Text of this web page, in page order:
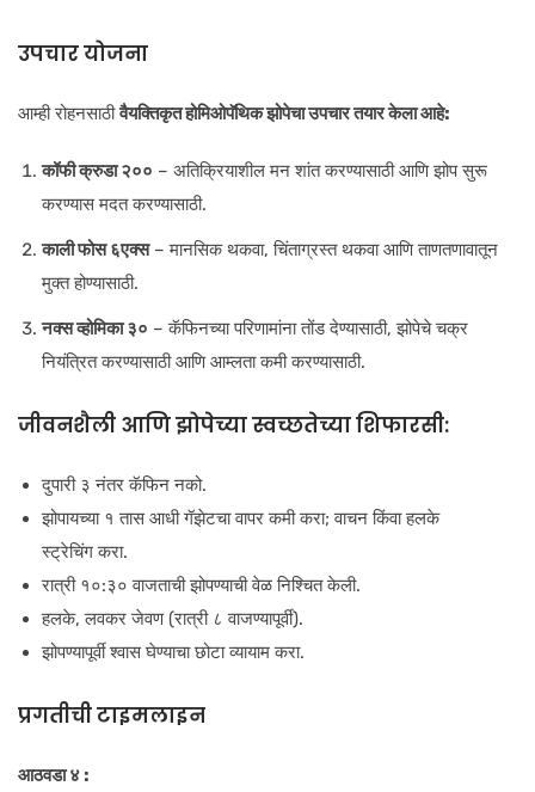
उपचार योजना
आम्ही रोहनसाठीवैयक्तिकृत होमिओपॅथिक झोपेचा उपचार तयार केला आहे:
कॉफी क्रुडा २०० – अतिक्रियाशील मन शांत करण्यासाठी आणि झोप सुरू
करण्यास मदत करण्यासाठी.
काली फोस ६एक्स– मानसिक थकवा, चिंताग्रस्त थकवा आणि ताणतणावातून
मुक्त होण्यासाठी.
नक्स व्होमिका ३० – कॅफिनच्या परिणामांना तोंड देण्यासाठी, झोपेचे चक्र
नियंत्रित करण्यासाठी आणि आम्लता कमी करण्यासाठी.
जीवनशैली आणि झोपेच्या स्वच्छतेच्या शिफारसी:
दुपारी ३ नंतर कॅफिन नको.
झोपायच्या १ तास आधी गॅझेटचा वापर कमी करा; वाचन किंवा हलके
स्ट्रेचिंग करा.
रात्री १०:३० वाजताची झोपण्याची वेळ निश्चित केली.
हलके, लवकर जेवण (रात्री ८ वाजण्यापूर्वी).
झोपण्यापूर्वी श्वास घेण्याचा छोटा व्यायाम करा.
प्रगतीची टाइमलाइन
आठवडा ४ :